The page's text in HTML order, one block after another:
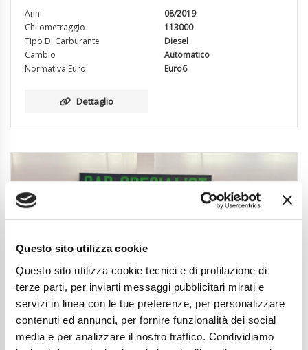
Questo sito utilizza cookie
Questo sito utilizza cookie tecnici e di profilazione di
terze parti, per inviarti messaggi pubblicitari mirati e
servizi in linea con le tue preferenze, per personalizzare
contenuti ed annunci, per fornire funzionalità dei social
media e per analizzare il nostro traffico. Condividiamo
Anni
08/2019
Chilometraggio
113000
Tipo Di Carburante
Diesel
Cambio
Automatico
Normativa Euro
Euro6
Dettaglio